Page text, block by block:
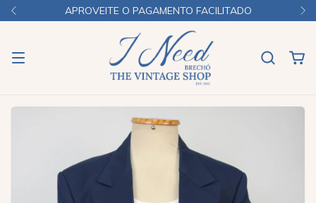
APROVEITE O PAGAMENTO FACILITADO